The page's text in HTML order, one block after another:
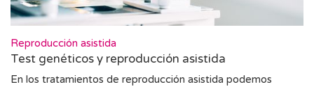
Reproducción asistida
Test genéticos y reproducción asistida
En los tratamientos de reproducción asistida podemos